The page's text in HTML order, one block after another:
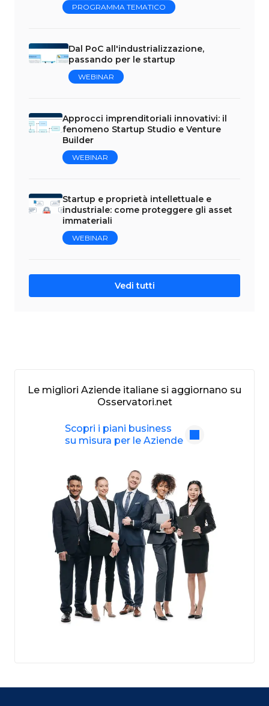
PROGRAMMA TEMATICO
Dal PoC all'industrializzazione,
passando per le startup
WEBINAR
Approcci imprenditoriali innovativi: il
fenomeno Startup Studio e Venture
Builder
WEBINAR
Startup e proprietà intellettuale e
industriale: come proteggere gli asset
immateriali
WEBINAR
Vedi tutti
Le migliori Aziende italiane si aggiornano su
Osservatori.net
Scopri i piani business
su misura per le Aziende